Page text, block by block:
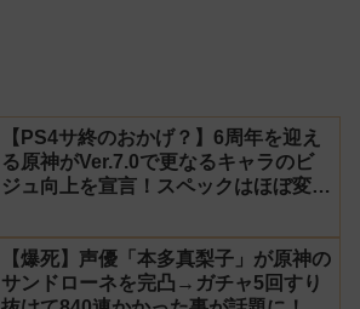
【PS4サ終のおかげ？】6周年を迎え
る原神がVer.7.0で更なるキャラのビ
ジュ向上を宣言！スペックはほぼ変わ
【爆死】声優「本多真梨子」が原神の
サンドローネを完凸→ガチャ5回すり